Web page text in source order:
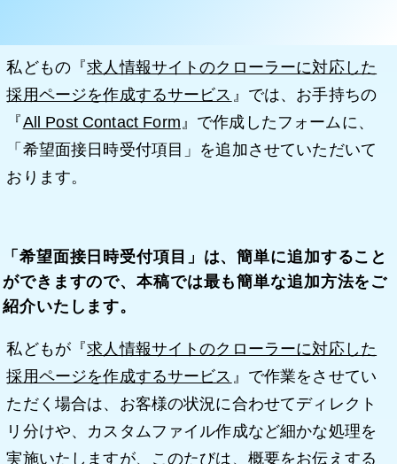
私どもの『求人情報サイトのクローラーに対応した
採用ページを作成するサービス 』では、お手持ちの
『All Post Contact Form』で作成したフォームに、
「希望面接日時受付項目」を追加させていただいて
おります。
「希望面接日時受付項目」は、簡単に追加すること
ができますので、本稿では最も簡単な追加方法をご
紹介いたします。
私どもが『求人情報サイトのクローラーに対応した
採用ページを作成するサービス 』で作業をさせてい
ただく場合は、お客様の状況に合わせてディレクト
リ分けや、カスタムファイル作成など細かな処理を
実施いたしますが、このたびは、概要をお伝えする